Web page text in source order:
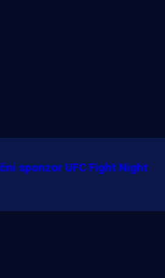
sponzor UFC Fight Night